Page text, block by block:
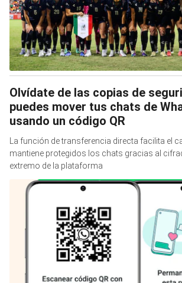
Olvídate de las copias de
puedes mover tus chats de
usando un código QR
La función de transferencia directa facilita el
mantiene protegidos los chats gracias al
extremo de la plataforma